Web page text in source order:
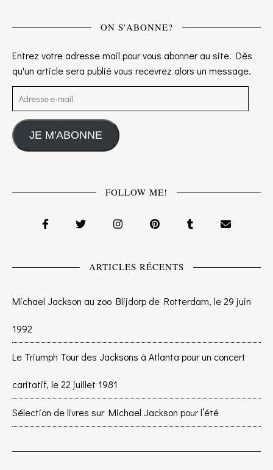
ON S'ABONNE?
Entrez votre adresse mail pour vous abonner au site. Dès
qu'un article sera publié vous recevrez alors un message.
Adresse e-mail
JE M'ABONNE
FOLLOW ME!
ARTICLES RÉCENTS
Michael Jackson au zoo Blijdorp de Rotterdam, le 29 juin
1992
Le Triumph Tour des Jacksons à Atlanta pour un concert
caritatif, le 22 juillet 1981
Sélection de livres sur Michael Jackson pour l’été